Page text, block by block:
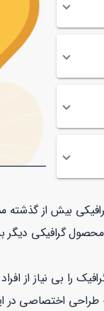
بیش از
گرافیکی دیگر
را بی نیاز از
طراحی اختصاصی در